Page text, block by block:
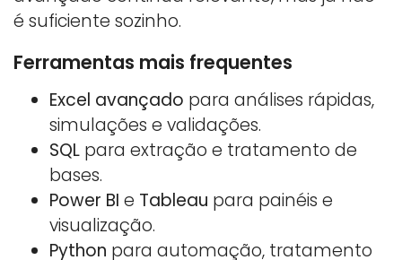
é suficiente sozinho.
Ferramentas mais frequentes
Excel avançado para análises rápidas,
simulações e validações.
SQL para extração e tratamento de
bases.
Power BI e Tableau para painéis e
visualização.
Python para automação, tratamento